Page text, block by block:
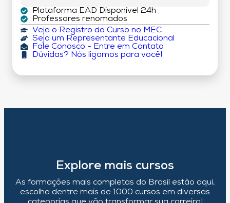
Plataforma EAD Disponível 24h
Professores renomados
Veja o Registro do Curso no MEC
Seja um Representante Educacional
Fale Conosco - Entre em Contato
Dúvidas? Nós ligamos para você!
Explore mais cursos
As formações mais completas do Brasil estão aqui,
escolha dentre mais de 1000 cursos em diversas